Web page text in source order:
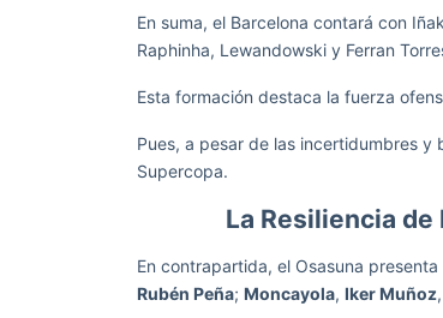
En suma, el Barcelona contará con
Raphinha, Lewandowski y Ferran
Esta formación destaca la fuerza
Pues, a pesar de las incertidumbres y
Supercopa.
La Resiliencia
En contrapartida, el Osasuna
Rubén Peña; Moncayola, Iker Muñoz,